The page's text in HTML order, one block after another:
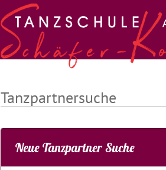
Tanzpartnersuche
Neue Tanzpartner Suche